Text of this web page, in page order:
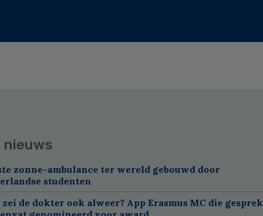
nieuws
zonne-ambulance ter wereld gebouwd door
studenten
zei de dokter ook alweer? App Erasmus MC die gesprek